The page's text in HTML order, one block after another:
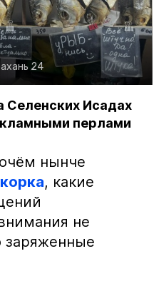
24
Селенских Исадах
перлами
нынче
, какие
не
заряженные